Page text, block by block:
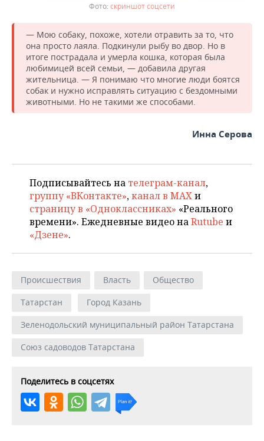
скриншот соцсети
— Мою собаку, похоже, хотели отравить за то, что
она просто лаяла. Подкинули рыбу во двор. Но в
итоге пострадала и умерла кошка, которая была
любимицей всей семьи, — добавила другая
жительница. — Я понимаю что многие люди боятся
собак и нужно исправлять ситуацию с бездомными
животными. Но не такими же способами.
Инна Серова
Подписывайтесь на телеграм-канал,
группу «ВКонтакте»,канал в MAXи
страницу в «Одноклассниках» «Реального
времени». Ежедневные видео наRutube и
«Дзене».
Происшествия Власть
Общество
Татарстан
Город Казань
Зеленодольский муниципальный район Татарстана
Союз садоводов Татарстана
Поделитесь в соцсетях